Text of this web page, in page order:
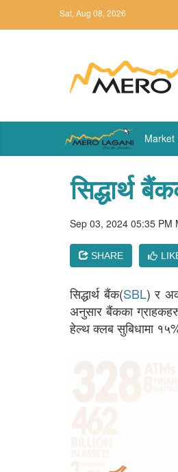
Sat, Aug 08, 2026
Market
सिद्धार्थ
Sep 03, 2024 05:35 PM
SHARE
सिद्धार्थ बैंक(SBL) र
अनुसार बैंकका
हेल्थ क्लब सुबिधामा